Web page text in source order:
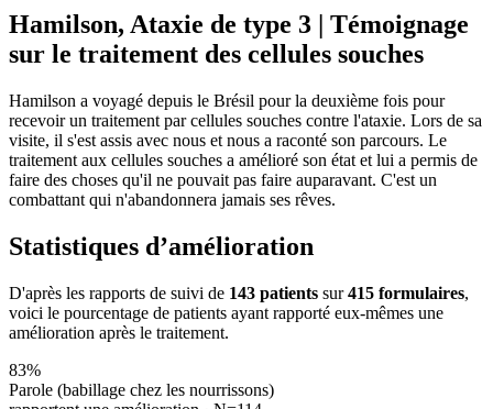
Hamilson, Ataxie de type 3 | Témoignage
sur le traitement des cellules souches
Hamilson a voyagé depuis le Brésil pour la deuxième fois pour
recevoir un traitement par cellules souches contre l'ataxie. Lors de sa
visite, il s'est assis avec nous et nous a raconté son parcours. Le
traitement aux cellules souches a amélioré son état et lui a permis de
faire des choses qu'il ne pouvait pas faire auparavant. C'est un
combattant qui n'abandonnera jamais ses rêves.
Statistiques d’amélioration
D'après les rapports de suivi de 143 patients sur415 formulaires,
voici le pourcentage de patients ayant rapporté eux-mêmes une
amélioration après le traitement.
83%
Parole (babillage chez les nourrissons)